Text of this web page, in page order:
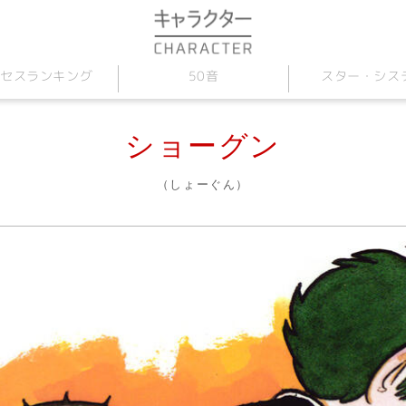
ス ランキング 50音 スター ・ シス
ショーグン
（しょーぐん）